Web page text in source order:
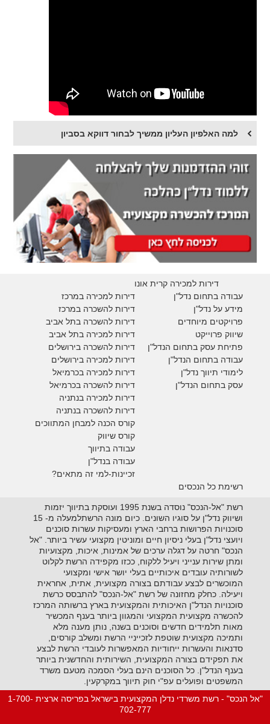
למה האלפיון העליון ממשיך לבחור דווקא בסביון
דירות למכירה קרית אונו
דירות למכירה במרכז
דירות להשכרה במרכז
דירות להשכרה בתל אביב
דירות למכירה בתל אביב
דירות להשכרה בירושלים
דירות למכירה בירושלים
דירות למכירה בכרמיאל
דירות להשכרה בכרמיאל
דירות למכירה בנתניה
דירות להשכרה בנתניה
קורס הכנה למבחן המתווכים
קורס שיווק
עבודה בתיווך
עבודה בנדל"ן
זכיינות-למי זה מתאים?
עבודה בתחום נדל"ן
מידע על נדל"ן
פרויקטים מיוחדים
שיווק פרוייקט
פתיחת עסק בתחום הנדל"ן
עבודה בתחום הנדל"ן
לימודי תיווך נדל"ן
עסק בתחום הנדל"ן
רשימת כל הנכסים
רשת "אל-הנכס" נוסדה בשנת 1995 ועוסקת בתיווך יזמות
ושיווק נדל"ן על סוגיו השונים. כיום מונה הרשתלמעלה מ- 15
סוכנויות הפרושות ברחבי הארץ ומעסיקות עשרות סוכנים
ויועצי נדל"ן בעלי ניסיון חיים ומוניטין מקצועי עשיר ביותר. "אל
הנכס" חרטה על דגלה ערכים של אמינות, איכות, מקצועיות
ומתן שירות ענייני ויעיל ללקוח, ככזו מקפידה הרשת לקלוט
לשורותיה עובדים איכותיים בעלי יושר אישי ומקצועי
המוכשרים לבצע עבודתם בצורה מקצועית, אתית, אחראית
ויעילה. כחלק מחזונה של רשת "אל-הנכס" להתבסס כרשת
סוכנויות הנדל"ן האיכותית והמקצועית בארץ ברשותה המרכז
להכשרה מקצועית המקצועי והמגוון ביותר בענף המכשיר
מאות תלמידים חדשים וסוכנים בשנה, נותן מענה מלא
ותמיכה מקצועית שוטפת לזכייניי הרשת ומשלב קורסים,
סדנאות והעשרות ייחודיות המאפשרות לעובדי הרשת לבצע
את תפקידם בצורה המקצועית, השירותית והחדשנית ביותר
בענף הנדל"ן. כל הסוכנים הינם בעלי הסמכה מטעם משרד
המשפטים ופועלים עפ"י חוק תיווך במקרקעין.
"אל הנכס" - רשת משרדי נדלן המקצועית בישראל בפריסה ארצית 1-700-
702-777